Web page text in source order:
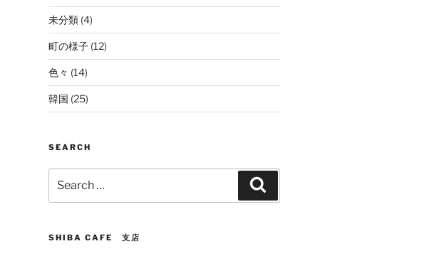
未分類(4)
町の様子(12)
色々 (14)
韓国 (25)
SEARCH
for:
SHIBA CAFE 支店